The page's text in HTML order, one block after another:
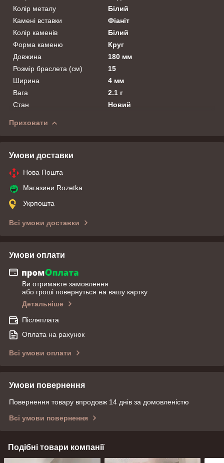
Колір металу
Білий
Камені вставки
Фіаніт
Колір каменів
Білий
Форма каменю
Круг
Довжина
180 мм
Розмір браслета (см)
15
Ширина
4 мм
Вага
2.1 г
Стан
Новий
Приховати
Умови доставки
Нова Пошта
Магазини Rozetka
Укрпошта
Всі умови доставки
Умови оплати
Ви отримаєте замовлення
або гроші повернуться на вашу картку
Детальніше
Післяплата
Оплата на рахунок
Всі умови оплати
Умови повернення
Повернення товару впродовж 14 днів за домовленістю
Всі умови повернення
Подібні товари компанії